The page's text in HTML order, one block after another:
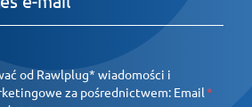
od Rawlplug* wiadomości i
za pośrednictwem: Email